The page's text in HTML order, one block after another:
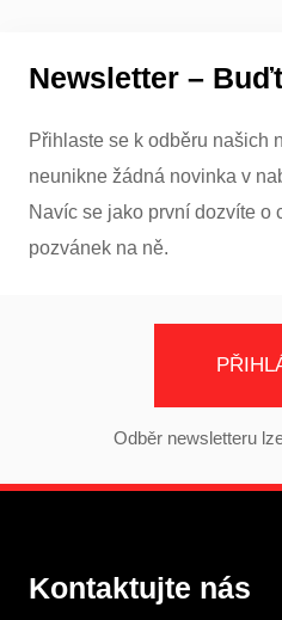
Newsletter –
Přihlaste se k odběru našich
neunikne žádná novinka v
Navíc se jako první dozvíte o
pozvánek na ně.
Odběr newsletteru
Kontaktujte nás